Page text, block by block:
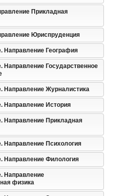
Прикладная
Юриспруденция
Направление География
Направление Государственное
Направление Журналистика
Направление История
Направление Прикладная
Направление Психология
Направление Филология
Направление
физика